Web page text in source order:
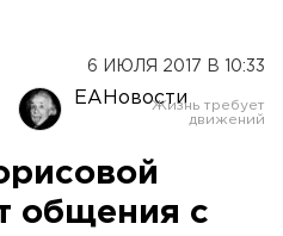
6 ИЮЛЯ 2017 В 10:33
ЕАНовости
общения с